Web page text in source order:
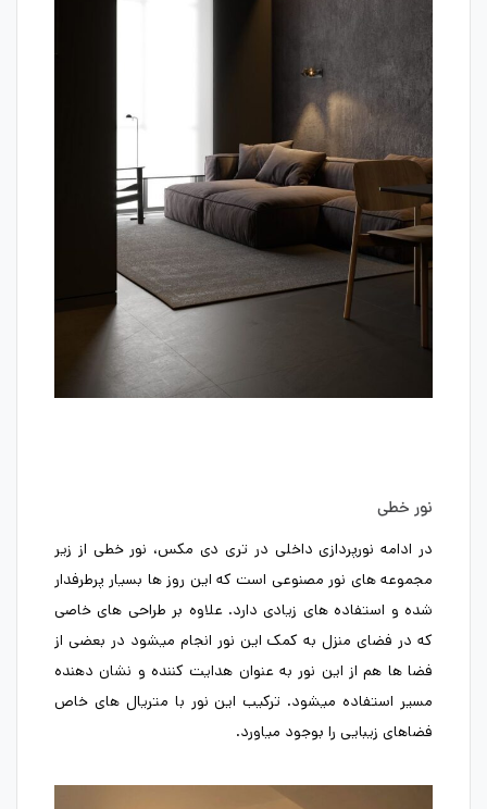
نور خطی
در ادامه نورپردازی داخلی در تری دی مکس، نور خطی از زیر
مجموعه های نور مصنوعی است که این روز ها بسیار پرطرفدار
شده و استفاده های زیادی دارد. علاوه بر طراحی های خاصی
که در فضای منزل به کمک این نور انجام میشود در بعضی از
فضا ها هم از این نور به عنوان هدایت کننده و نشان دهنده
مسیر استفاده میشود. ترکیب این نور با متریال های خاص
فضاهای زیبایی را بوجود میاورد.